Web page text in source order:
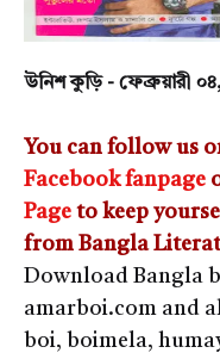
উনিশ কুড়ি - ফেব্রুয়ারী
You can follow us
Facebook fanpage
Page to keep
from Bangla
Download Bangla
amarboi.com and
boi, boimela,